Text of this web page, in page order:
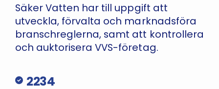
Säker Vatten har till uppgift att
utveckla, förvalta och marknadsföra
branschreglerna, samt att kontrollera
och auktorisera VVS-företag.
2234